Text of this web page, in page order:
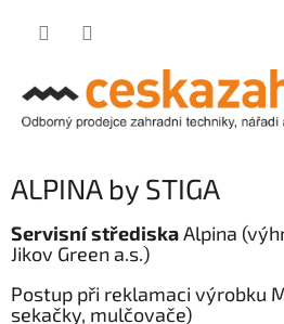
ALPINA by STIGA
Servisní střediskaAlpina
Jikov Green a.s.)
Postup při reklamaci výrobku
sekačky, mulčovače)